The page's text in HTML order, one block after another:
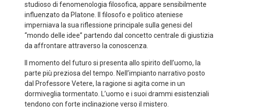
studioso di fenomenologia filosofica, appare sensibilmente
influenzato da Platone. Il filosofo e politico ateniese
imperniava la sua riflessione principale sulla genesi del
“mondo delle idee” partendo dal concetto centrale di giustizia
da affrontare attraverso la conoscenza.
Il momento del futuro si presenta allo spirito dell’uomo, la
parte più preziosa del tempo. Nell’impianto narrativo posto
dal Professore Vetere, la ragione si agita come in un
dormiveglia tormentato. L’uomo e i suoi drammi esistenziali
tendono con forte inclinazione verso il mistero.